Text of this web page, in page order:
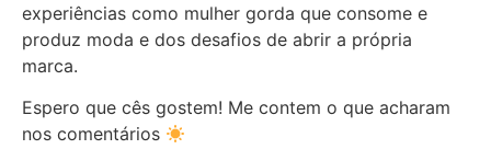
experiências como mulher gorda que consome e
produz moda e dos desafios de abrir a própria
marca.
Espero que cês gostem! Me contem o que acharam
nos comentários